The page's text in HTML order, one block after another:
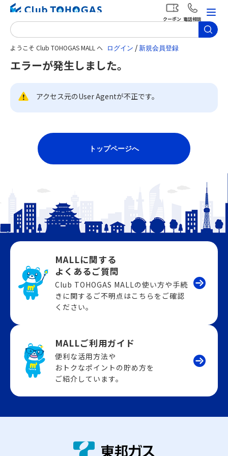
ようこそ Club TOHOGAS MALL へ /
クーポン 電話相談
エラーが発生しました。
アクセス元のUser Agentが不正です。
MALLに関する
よくあるご質問
Club TOHOGAS MALLの使い方や手続
きに関するご不明点はこちらをご確認
ください。
MALLご利用ガイド
便利な活用方法や
おトクなポイントの貯め方を
ご紹介しています。